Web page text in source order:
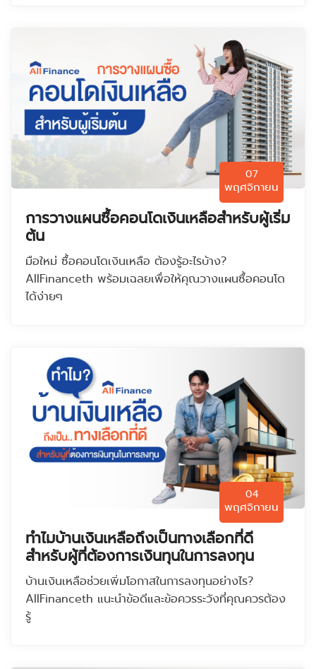
07
พฤศจิกายน
การวางแผนซื้อคอนโดเงินเหลือสำหรับผู้เริ่ม
ต้น
มือใหม่ ซื้อคอนโดเงินเหลือ ต้องรู้อะไรบ้าง?
AllFinanceth พร้อมเฉลยเพื่อให้คุณวางแผนซื้อคอนโด
ได้ง่ายๆ
04
พฤศจิกายน
ทำไมบ้านเงินเหลือถึงเป็นทางเลือกที่ดี
สำหรับผู้ที่ต้องการเงินทุนในการลงทุน
บ้านเงินเหลือช่วยเพิ่มโอกาสในการลงทุนอย่างไร?
AllFinanceth แนะนำข้อดีและข้อควรระวังที่คุณควรต้อง
รู้